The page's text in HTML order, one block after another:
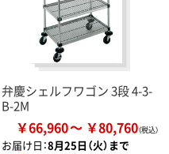
弁慶シェルフワゴン 3段 4-3-
B-2M
￥66,960 ￥80,760
お届け日：8月25日（火）まで